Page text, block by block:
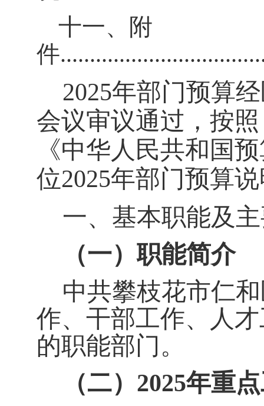
十一、附
件
2025年部门预算
会议审议通过，按
《中华人民共和国
位2025年部门预算
一、基本职能及
（一）职能简介
中共攀枝花市仁
作、干部工作、人
的职能部门。
（二） 2025年重